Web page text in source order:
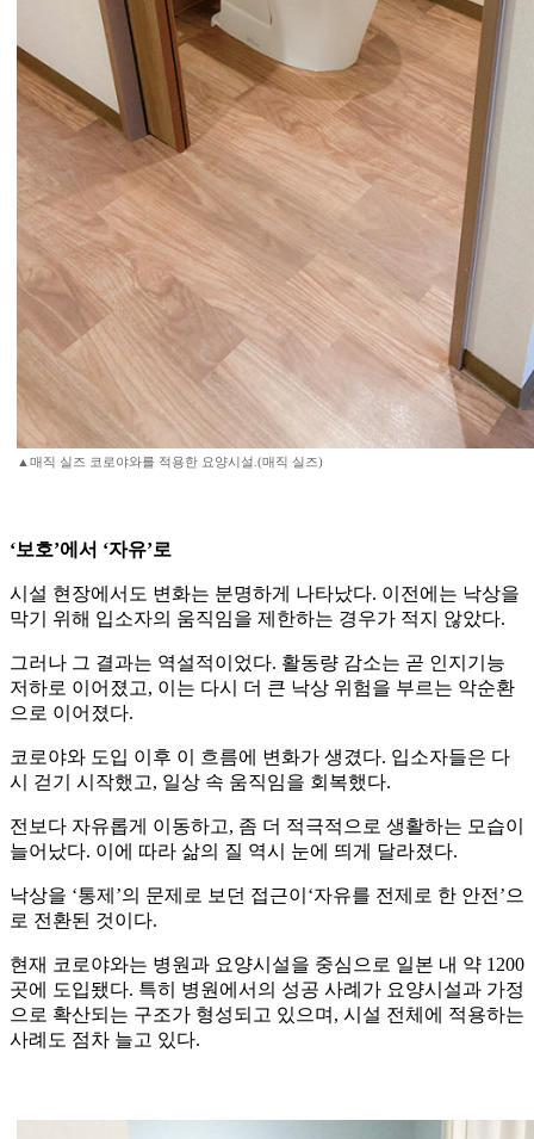
▲매직 실즈 코로야와를 적용한 요양시설.(매직 실즈)
‘보호’에서 ‘자유’로
시설 현장에서도 변화는 분명하게 나타났다. 이전에는 낙상을
막기 위해 입소자의 움직임을 제한하는 경우가 적지 않았다.
그러나 그 결과는 역설적이었다. 활동량 감소는 곧 인지기능
저하로 이어졌고, 이는 다시 더 큰 낙상 위험을 부르는 악순환
으로 이어졌다.
코로야와 도입 이후 이 흐름에 변화가 생겼다. 입소자들은 다
시 걷기 시작했고, 일상 속 움직임을 회복했다.
전보다 자유롭게 이동하고, 좀 더 적극적으로 생활하는 모습이
늘어났다. 이에 따라 삶의 질 역시 눈에 띄게 달라졌다.
낙상을 ‘통제’의 문제로 보던 접근이‘자유를 전제로 한 안전’으
로 전환된 것이다.
현재 코로야와는 병원과 요양시설을 중심으로 일본 내 약 1200
곳에 도입됐다. 특히 병원에서의 성공 사례가 요양시설과 가정
으로 확산되는 구조가 형성되고 있으며, 시설 전체에 적용하는
사례도 점차 늘고 있다.